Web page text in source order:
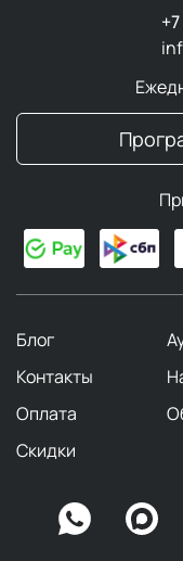
Блог
Контакты
Оплата
Скидки